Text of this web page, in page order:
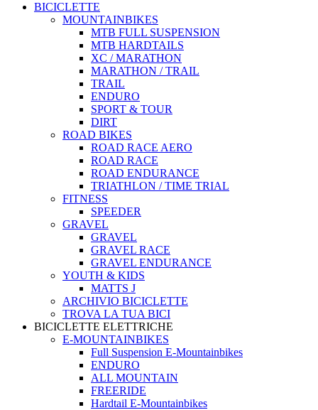
BICICLETTE
MOUNTAINBIKES
MTB FULL SUSPENSION
MTB HARDTAILS
XC / MARATHON
MARATHON / TRAIL
TRAIL
ENDURO
SPORT & TOUR
DIRT
ROAD BIKES
ROAD RACE AERO
ROAD RACE
ROAD ENDURANCE
TRIATHLON / TIME TRIAL
FITNESS
SPEEDER
GRAVEL
GRAVEL
GRAVEL RACE
GRAVEL ENDURANCE
YOUTH & KIDS
MATTS J
ARCHIVIO BICICLETTE
TROVA LA TUA BICI
BICICLETTE ELETTRICHE
E-MOUNTAINBIKES
Full Suspension E-Mountainbikes
ENDURO
ALL MOUNTAIN
FREERIDE
Hardtail E-Mountainbikes